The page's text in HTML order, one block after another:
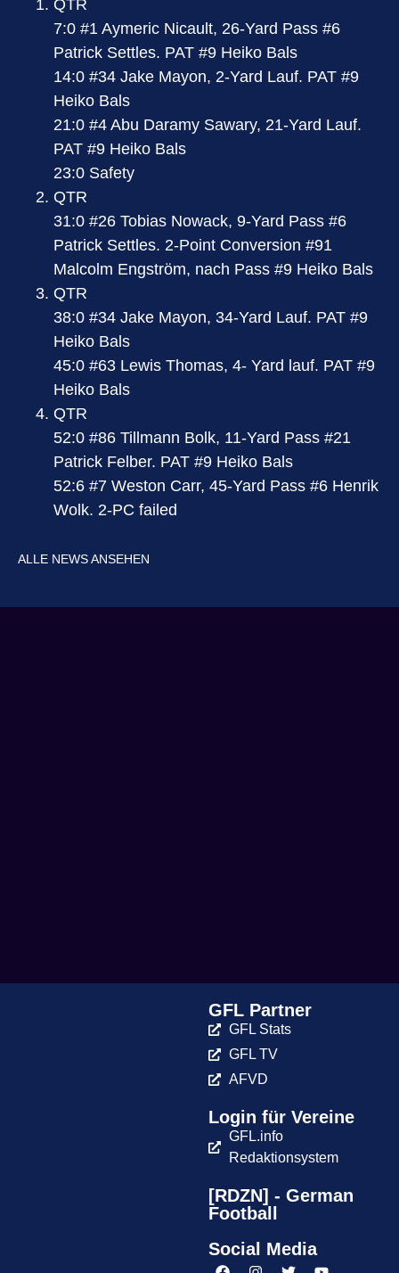
QTR
7:0 #1 Aymeric Nicault, 26-Yard Pass #6
Patrick Settles. PAT #9 Heiko Bals
14:0 #34 Jake Mayon, 2-Yard Lauf. PAT #9
Heiko Bals
21:0 #4 Abu Daramy Sawary, 21-Yard Lauf.
PAT #9 Heiko Bals
23:0 Safety
QTR
31:0 #26 Tobias Nowack, 9-Yard Pass #6
Patrick Settles. 2-Point Conversion #91
Malcolm Engström, nach Pass #9 Heiko Bals
QTR
38:0 #34 Jake Mayon, 34-Yard Lauf. PAT #9
Heiko Bals
45:0 #63 Lewis Thomas, 4- Yard lauf. PAT #9
Heiko Bals
QTR
52:0 #86 Tillmann Bolk, 11-Yard Pass #21
Patrick Felber. PAT #9 Heiko Bals
52:6 #7 Weston Carr, 45-Yard Pass #6 Henrik
Wolk. 2-PC failed
ALLE NEWS ANSEHEN
GFL Partner
GFL Stats
GFL TV
AFVD
Login für Vereine
GFL.info
Redaktionsystem
[RDZN] - German
Football
Social Media